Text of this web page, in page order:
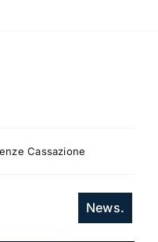
Cassazione
News.